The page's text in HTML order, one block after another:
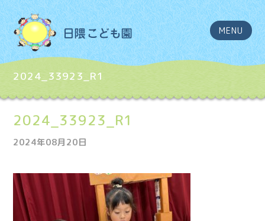
MENU
2024_33923_R1
2024_33923_R1
2024年08月20日